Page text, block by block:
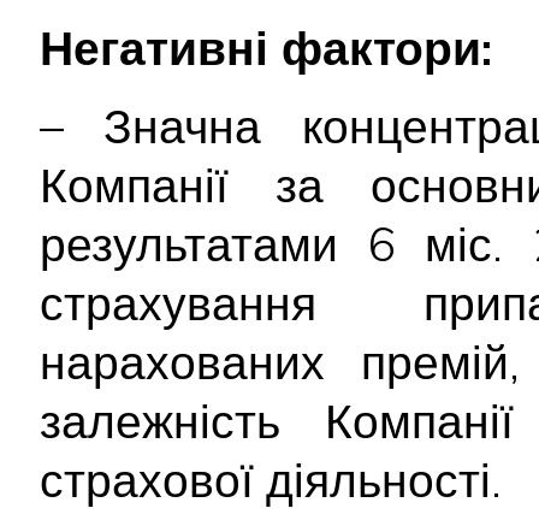
Негативні фактори:
– Значна
Компанії за
результатами 6
страхування
нарахованих
залежність
страхової діяльності.